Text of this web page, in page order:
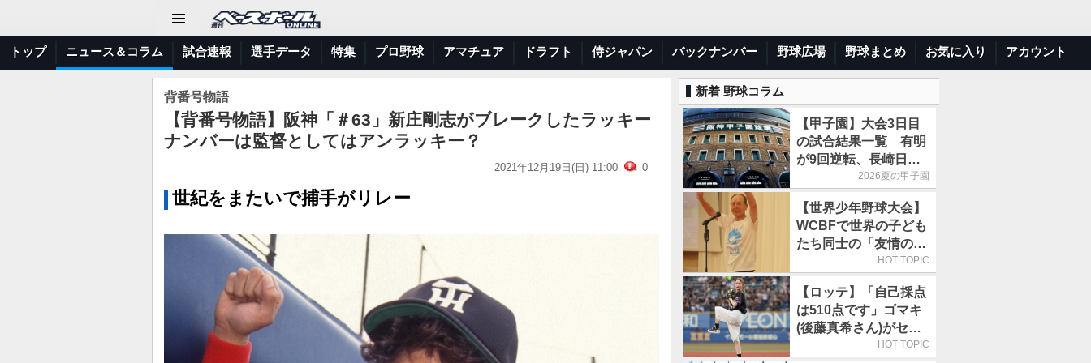
トップ ニュース＆コラム 試合速報 選手データ 特集 プロ野球 アマチュア ドラフト 侍ジャパン バックナンバー 野球広場 野球まとめ お気に入り アカウント
背番号物語
【背番号物語】阪神「＃63」新庄剛志がブレークしたラッキー
ナンバーは監督としてはアンラッキー？
2021年12月19日(日) 11:00 0
世紀をまたいで捕手がリレー
新着 野球コラム
【甲子園】大会3日目
の試合結果一覧 有明
が9回逆転、長崎日大
は15得点で大勝2026夏の甲子園
【世界少年野球大会】
WCBFで世界の子ども
たち同士の「友情の
輪」が広がる理由HOT TOPIC
【ロッテ】「自己採点
は510点です」ゴマキ
(後藤真希さん)がセレ
モニアルピッチHOT TOPIC